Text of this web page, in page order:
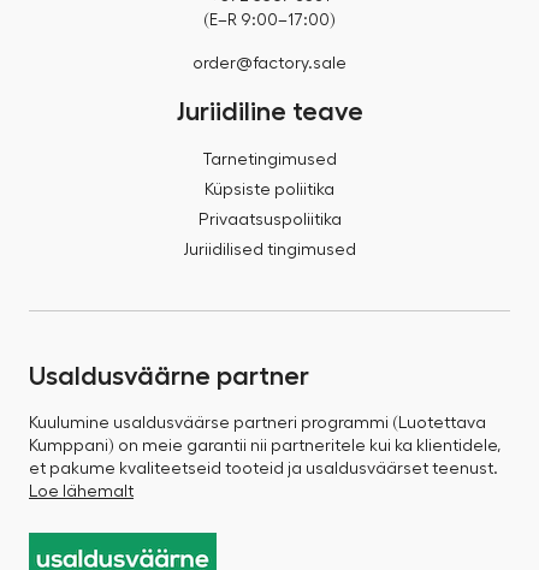
(E–R 9:00–17:00)
order@factory.sale
Juriidiline teave
Tarnetingimused
Küpsiste poliitika
Privaatsuspoliitika
Juriidilised tingimused
Usaldusväärne partner
Kuulumine usaldusväärse partneri programmi (Luotettava
Kumppani) on meie garantii nii partneritele kui ka klientidele,
et pakume kvaliteetseid tooteid ja usaldusväärset teenust.
Loe lähemalt